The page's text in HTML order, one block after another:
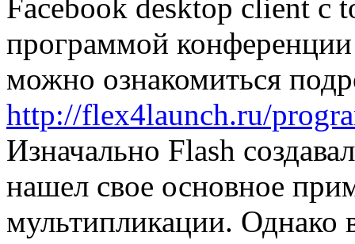
Facebook desktop client с
программой
можно ознакомиться
http://flex4launch.ru/
Изначально Flash
нашел свое основное
мультипликации. Однако